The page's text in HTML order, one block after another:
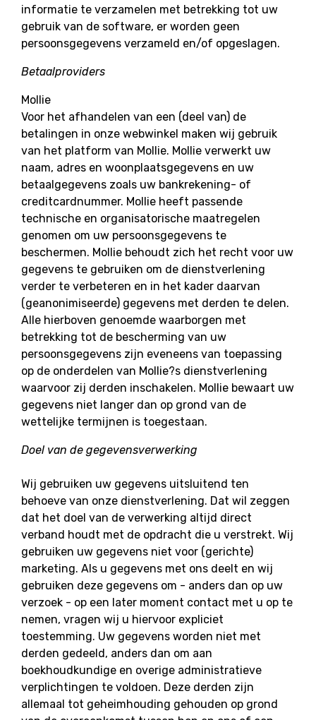
informatie te verzamelen met betrekking tot uw
gebruik van de software, er worden geen
persoonsgegevens verzameld en/of opgeslagen.
Betaalproviders
Mollie
Voor het afhandelen van een (deel van) de
betalingen in onze webwinkel maken wij gebruik
van het platform van Mollie. Mollie verwerkt uw
naam, adres en woonplaatsgegevens en uw
betaalgegevens zoals uw bankrekening- of
creditcardnummer. Mollie heeft passende
technische en organisatorische maatregelen
genomen om uw persoonsgegevens te
beschermen. Mollie behoudt zich het recht voor uw
gegevens te gebruiken om de dienstverlening
verder te verbeteren en in het kader daarvan
(geanonimiseerde) gegevens met derden te delen.
Alle hierboven genoemde waarborgen met
betrekking tot de bescherming van uw
persoonsgegevens zijn eveneens van toepassing
op de onderdelen van Mollie?s dienstverlening
waarvoor zij derden inschakelen. Mollie bewaart uw
gegevens niet langer dan op grond van de
wettelijke termijnen is toegestaan.
Doel van de gegevensverwerking
Wij gebruiken uw gegevens uitsluitend ten
behoeve van onze dienstverlening. Dat wil zeggen
dat het doel van de verwerking altijd direct
verband houdt met de opdracht die u verstrekt. Wij
gebruiken uw gegevens niet voor (gerichte)
marketing. Als u gegevens met ons deelt en wij
gebruiken deze gegevens om - anders dan op uw
verzoek - op een later moment contact met u op te
nemen, vragen wij u hiervoor expliciet
toestemming. Uw gegevens worden niet met
derden gedeeld, anders dan om aan
boekhoudkundige en overige administratieve
verplichtingen te voldoen. Deze derden zijn
allemaal tot geheimhouding gehouden op grond